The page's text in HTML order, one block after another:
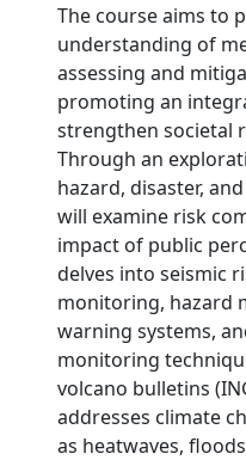
The course aims to
understanding of
assessing and
promoting an
strengthen societal
Through an
hazard, disaster,
will examine risk
impact of public
delves into seismic
monitoring, hazard
warning systems,
monitoring
volcano bulletins
addresses climate
as heatwaves,